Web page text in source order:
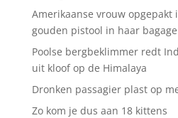
Amerikaanse vrouw opgepakt
gouden pistool in haar bagage
Poolse bergbeklimmer redt
uit kloof op de Himalaya
Dronken passagier plast op
Zo kom je dus aan 18 kittens